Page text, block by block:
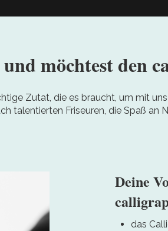
möchtest den
Zutat, die es braucht, um mit
talentierten Friseuren, die Spaß an
Deine
das